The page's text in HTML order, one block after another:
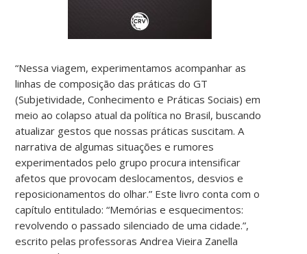
“Nessa viagem, experimentamos acompanhar as
linhas de composição das práticas do GT
(Subjetividade, Conhecimento e Práticas Sociais) em
meio ao colapso atual da política no Brasil, buscando
atualizar gestos que nossas práticas suscitam. A
narrativa de algumas situações e rumores
experimentados pelo grupo procura intensificar
afetos que provocam deslocamentos, desvios e
reposicionamentos do olhar.” Este livro conta com o
capítulo entitulado: “Memórias e esquecimentos:
revolvendo o passado silenciado de uma cidade.”,
escrito pelas professoras Andrea Vieira Zanella